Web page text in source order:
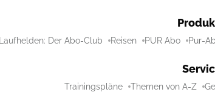
Laufhelden: Der Abo-Club Reisen PUR Abo Pur-
Trainingspläne Themen von A-Z